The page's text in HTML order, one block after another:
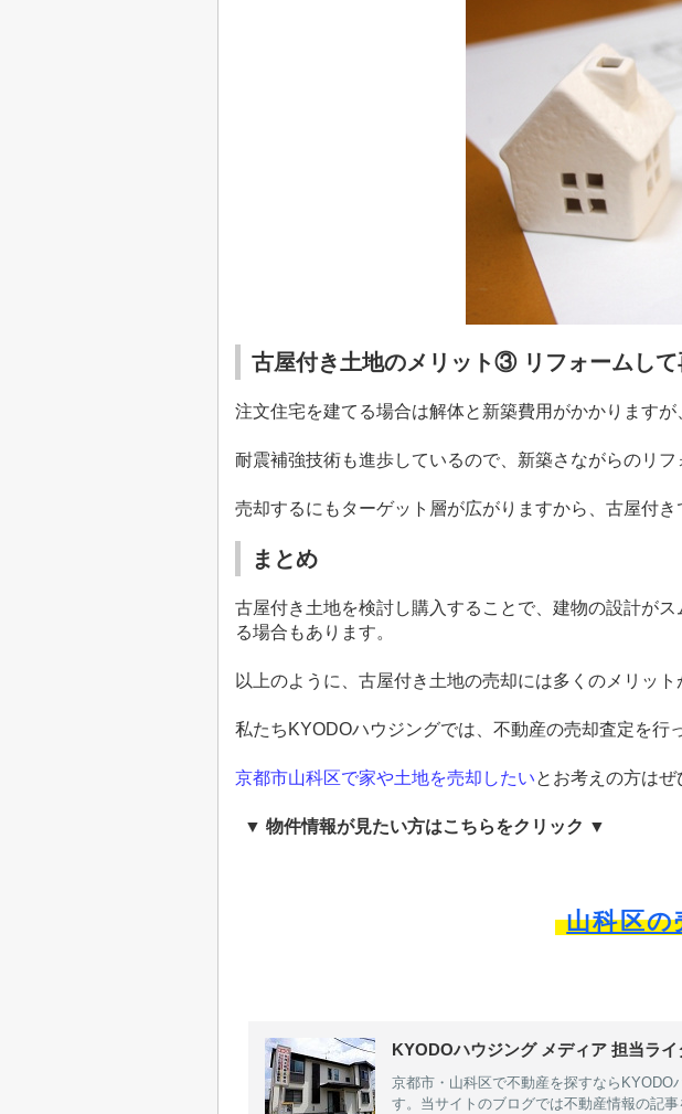
古屋付き土地のメリット③ リフォームして
注文住宅を建てる場合は解体と新築費用がかかります
耐震補強技術も進歩しているので、新築さながらのリ
売却するにもターゲット層が広がりますから、古屋付
まとめ
古屋付き土地を検討し購入することで、建物の設計がス
る場合もあります。
以上のように、古屋付き土地の売却には多くのメリット
私たち KYODOハウジングでは、不動産の売却査定を行
京都市山科区で家や土地を売却したいとお考えの方は
▼ 物件情報が見たい方はこちらをクリック ▼
山科区の
KYODOハウジング メディア 担当ライ
京都市・山科区で不動産を探すならKYODO
す。当サイトのブログでは不動産情報の記